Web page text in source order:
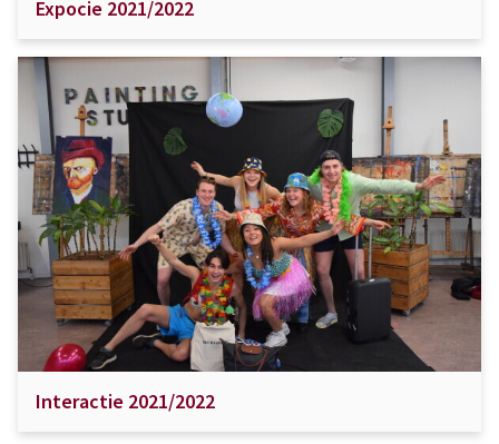
Expocie 2021/2022
Interactie 2021/2022